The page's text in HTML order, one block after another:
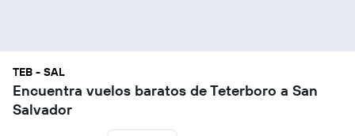
TEB - SAL
Encuentra vuelos baratos de Teterboro a San
Salvador